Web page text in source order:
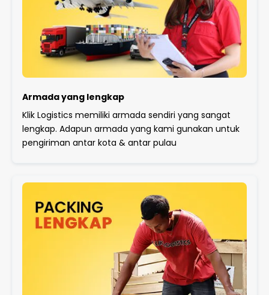
Armada yang lengkap
Klik Logistics memiliki armada sendiri yang sangat
lengkap. Adapun armada yang kami gunakan untuk
pengiriman antar kota & antar pulau